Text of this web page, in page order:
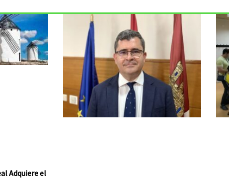
Adquiere el